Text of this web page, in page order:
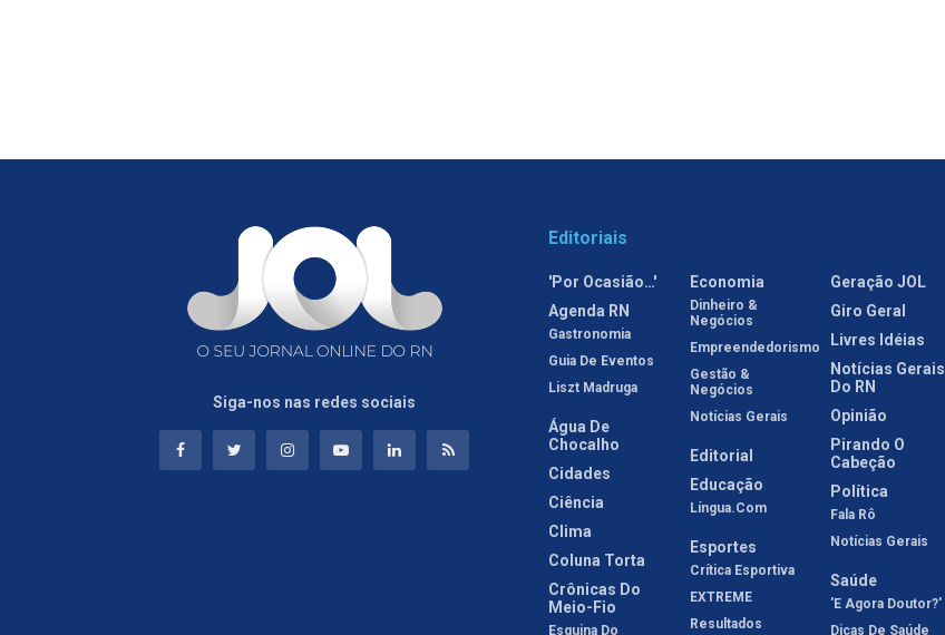
Siga-nos nas redes sociais
Editoriais
'Por Ocasião…'
Agenda RN
Gastronomia
Guia De Eventos
Liszt Madruga
Água De
Chocalho
Cidades
Ciência
Clima
Coluna Torta
Crônicas Do
Meio-Fio
Esquina Do
Economia
Dinheiro &
Negócios
Empreendedorismo
Gestão &
Negócios
Notícias Gerais
Editorial
Educação
Língua.com
Esportes
Crítica Esportiva
EXTREME
Resultados
Geração JOL
Giro Geral
Livres Idéias
Notícias Gerais
Do RN
Opinião
Pirando O
Cabeção
Política
Fala Rô
Notícias Gerais
Saúde
'E Agora Doutor?'
Dicas De Saúde